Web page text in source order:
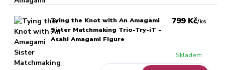
Tying the Knot with An Amagami
Sister Matchmaking Trio-Try-iT -
Asahi Amagami Figure
799 Kč/ks
Skladem